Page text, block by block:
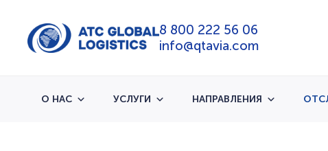
8 800 222 56 06
info@qtavia.com
О НАС УСЛУГИ НАПРАВЛЕНИЯ